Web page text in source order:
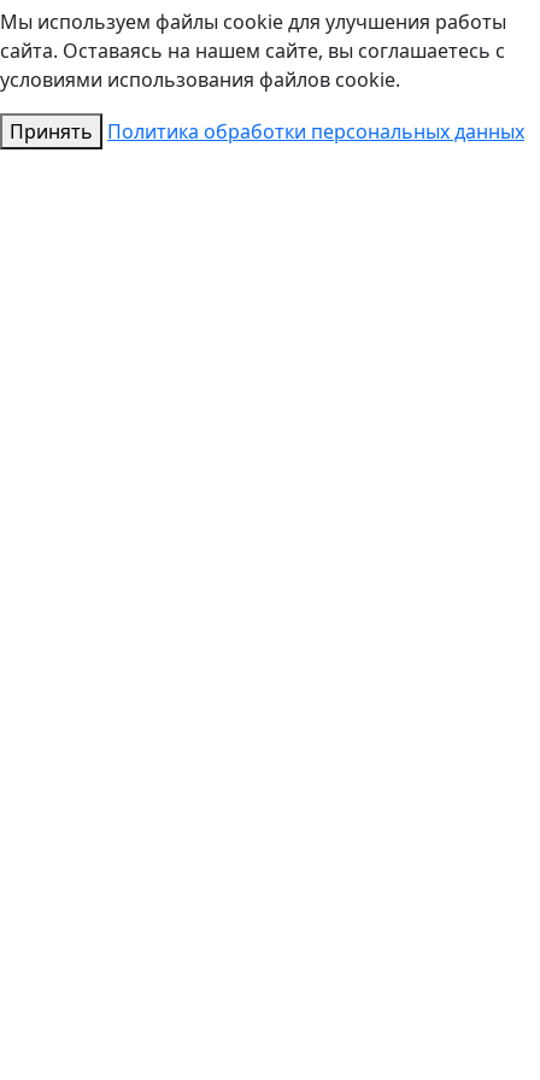
Мы используем файлы cookie для улучшения работы
сайта. Оставаясь на нашем сайте, вы соглашаетесь с
условиями использования файлов cookie.
Принять
Политика обработки персональных данных